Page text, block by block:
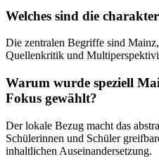
Welches sind die
Die zentralen Begriffe sind
Quellenkritik und
Warum wurde speziell
Fokus gewählt?
Der lokale Bezug macht das
Schülerinnen und Schüler
inhaltlichen Auseinandersetzung.